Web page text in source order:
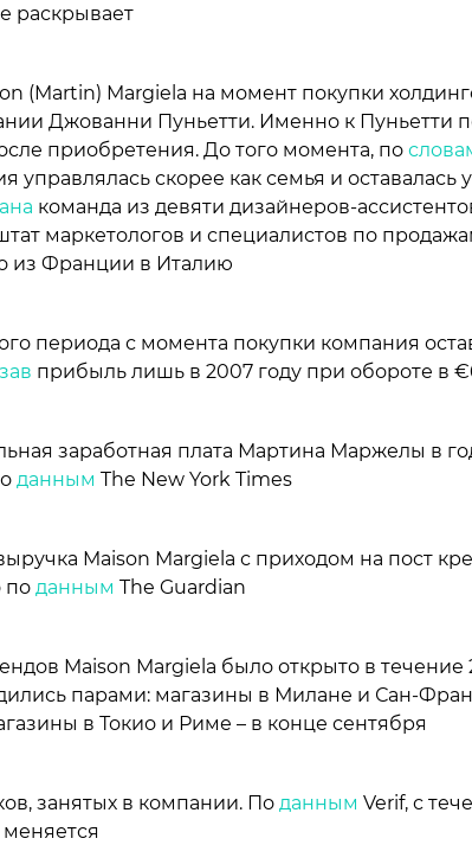
раскрывает
(Martin) Margiela на момент покупки
Джованни Пуньетти. Именно к Пуньетти
приобретения. До того момента, по
управлялась скорее как семья и оставалась
команда из девяти дизайнеров-
маркетологов и специалистов по
из Франции в Италию
периода с момента покупки компания
прибыль лишь в 2007 году при обороте в
заработная плата Мартина Маржелы в
данным The New York Times
Maison Margiela с приходом на пост
по данным The Guardian
Maison Margiela было открыто в течение
парами: магазины в Милане и Сан-
в Токио и Риме – в конце сентября
занятых в компании. По данным Verif, с